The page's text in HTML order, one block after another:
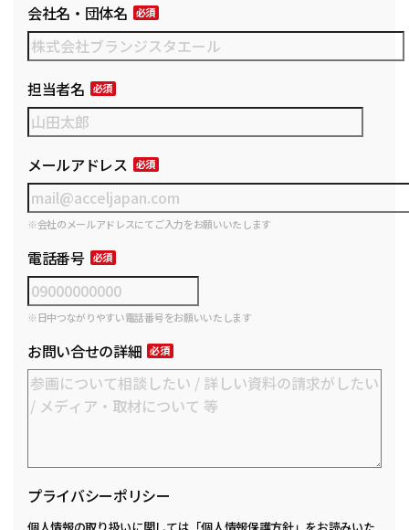
会社名・団体名
担当者名
メールアドレス
※会社のメールアドレスにてご入力をお願いいたします
電話番号
※日中つながりやすい電話番号をお願いいたします
お問い合せの詳細
プライバシーポリシー